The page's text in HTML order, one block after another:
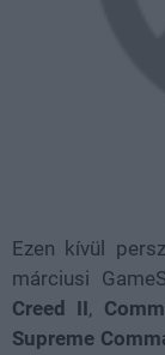
Ezen kívül
márciusi
Creed II,
Supreme